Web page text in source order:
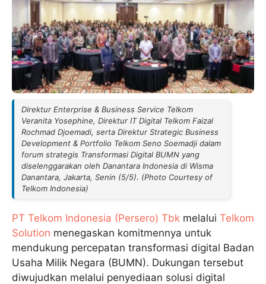
Direktur Enterprise & Business Service Telkom
Veranita Yosephine, Direktur IT Digital Telkom Faizal
Rochmad Djoemadi, serta Direktur Strategic Business
Development & Portfolio Telkom Seno Soemadji dalam
forum strategis Transformasi Digital BUMN yang
diselenggarakan oleh Danantara Indonesia di Wisma
Danantara, Jakarta, Senin (5/5). (Photo Courtesy of
Telkom Indonesia)
PT Telkom Indonesia (Persero) Tbk melalui Telkom
Solution menegaskan komitmennya untuk
mendukung percepatan transformasi digital Badan
Usaha Milik Negara (BUMN). Dukungan tersebut
diwujudkan melalui penyediaan solusi digital